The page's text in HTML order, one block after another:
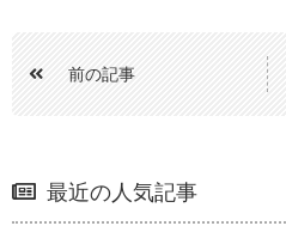
前の記事
最近の人気記事